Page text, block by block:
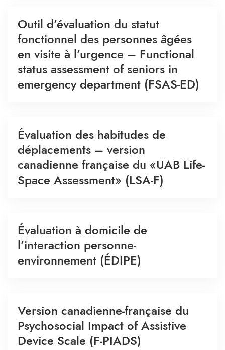
Outil d’évaluation du statut
fonctionnel des personnes âgées
en visite à l’urgence – Functional
status assessment of seniors in
emergency department (FSAS-ED)
Évaluation des habitudes de
déplacements – version
canadienne française du «UAB Life-
Space Assessment» (LSA-F)
Évaluation à domicile de
l’interaction personne-
environnement (ÉDIPE)
Version canadienne-française du
Psychosocial Impact of Assistive
Device Scale (F-PIADS)